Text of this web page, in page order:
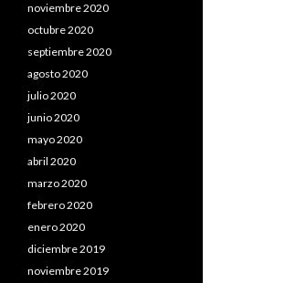
noviembre 2020
octubre 2020
septiembre 2020
agosto 2020
julio 2020
junio 2020
mayo 2020
abril 2020
marzo 2020
febrero 2020
enero 2020
diciembre 2019
noviembre 2019